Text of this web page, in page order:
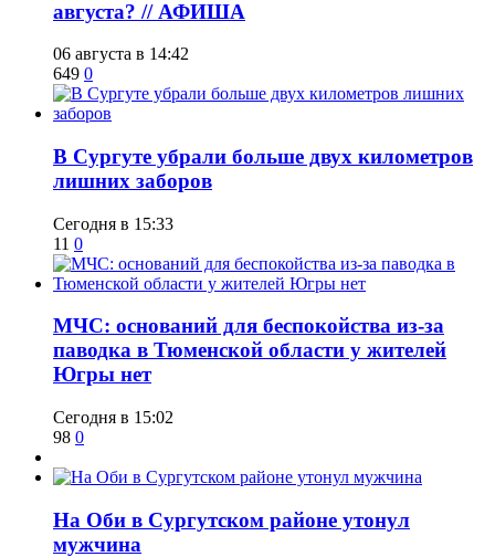
августа? // АФИША
06 августа в 14:42
649 0
​В Сургуте убрали больше двух километров
лишних заборов
Сегодня в 15:33
11 0
​МЧС: оснований для беспокойства из-за
паводка в Тюменской области у жителей
Югры нет
Сегодня в 15:02
98 0
​На Оби в Сургутском районе утонул
мужчина